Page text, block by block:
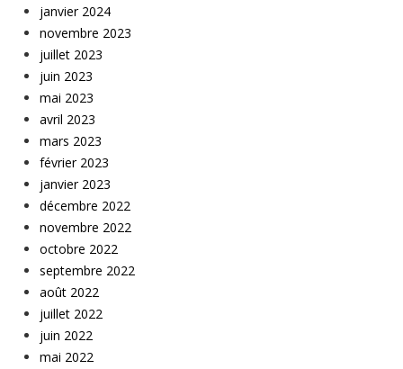
janvier 2024
novembre 2023
juillet 2023
juin 2023
mai 2023
avril 2023
mars 2023
février 2023
janvier 2023
décembre 2022
novembre 2022
octobre 2022
septembre 2022
août 2022
juillet 2022
juin 2022
mai 2022